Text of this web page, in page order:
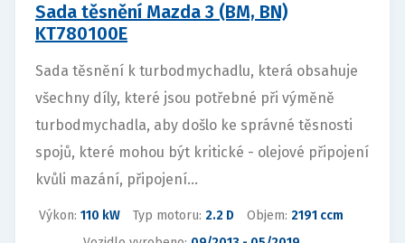
Sada těsnění Mazda 3 (BM, BN)
KT780100E
Sada těsnění k turbodmychadlu, která obsahuje
všechny díly, které jsou potřebné při výměně
turbodmychadla, aby došlo ke správné těsnosti
spojů, které mohou být kritické - olejové připojení
kvůli mazání, připojení...
Výkon: 110 kW Typ motoru: 2.2 D Objem: 2191 ccm